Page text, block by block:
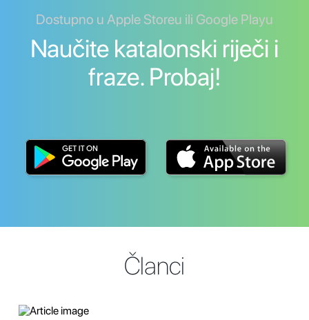
Dostupno u Apple Storeu ili Google Playu
Naučite katalonski riječi i
fraze. Probaj!
Članci